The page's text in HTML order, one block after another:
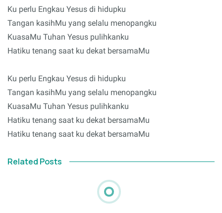
Ku perlu Engkau Yesus di hidupku
Tangan kasihMu yang selalu menopangku
KuasaMu Tuhan Yesus pulihkanku
Hatiku tenang saat ku dekat bersamaMu
Ku perlu Engkau Yesus di hidupku
Tangan kasihMu yang selalu menopangku
KuasaMu Tuhan Yesus pulihkanku
Hatiku tenang saat ku dekat bersamaMu
Hatiku tenang saat ku dekat bersamaMu
Related Posts